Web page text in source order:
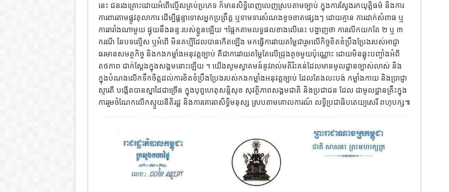
នេះ ជនរងគ្រោះដោយអំពើល្មើសគ្រប់ប្រភេទ ក៏មានសិទ្ធិពេញលេញស្របតាមច្បាប់ ក្នុងការស្វែងរកយុត្តិធម៌ និងការ
ការពារតាមផ្លូវតុលាការ ដើម្បីផ្តន្ទាទោសអ្នកប្រព្រឹត្ត ឬទាមទារសំណងខូចខាតផ្សេងៗ ដោយគ្មាន ការដាក់សំពាធ ឬ
ការរារាំងណាមួយ ផ្ទុយនឹងឆន្ទៈរបស់ខ្លួនឡើយ ។ផ្អែកតាមលទ្ធផលខាងលើនេះ បង្ហាញថា ការលើកយកតែ ២ ឬ ៣
ករណី នៃបទល្មើស ឬអំពើ មិនគប្បីដែលបានកើតឡើង មកធ្វើការវាយតម្លៃជារួមលើកិច្ចខិតខំប្រឹងប្រែងរបស់អាជ្ញា
ធរមានសមត្ថកិច្ច និងកងកម្លាំងអនុវត្តច្បាប់ គឺជាការវាយតម្លៃតែលើជ្រុងតូចមួយប៉ុណ្ណោះ ដោយមិនឆ្លុះបញ្ចាំងអំពី
តថភាព ជាក់ស្ដែងក្នុងសង្គមនោះឡើយ ។ យើងសូមស្វាគមន៍នូវរាល់មតិរិះគន់ដែលមានមូលដ្ឋានច្បាស់លាស់ និង
ក្នុងបំណងលើកទឹកចិត្តដល់ការខិតខំប្រឹងប្រែងរបស់កងកម្លាំងអនុវត្តច្បាប់ ដែលតែងលះបង់ កម្លាំងកាយ និងប្រាជ្ញា
ស្មារតី បង្កើតបានស្នាដៃជាច្រើន ក្នុងបុព្វហេតុសន្តិសុខ សុវត្ថិភាពសង្គមជាតិ និងប្រជាជន ដែល ជាមូលដ្ឋានគ្រឹះក្នុង
ការរួមចំណែកលើកស្ទួយនីតិរដ្ឋ និងការគោរពសិទ្ធិមនុស្ស ស្របតាមគោលការណ៍ លទ្ធិប្រជាធិបតេយ្យសេរី ពហុបក្ស៕